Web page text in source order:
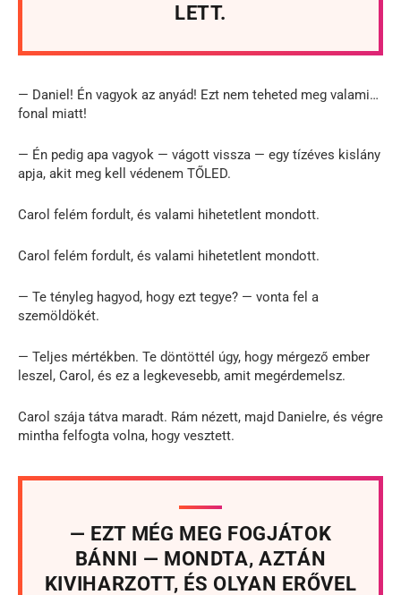
LETT.
— Daniel! Én vagyok az anyád! Ezt nem teheted meg valami…
fonal miatt!
— Én pedig apa vagyok — vágott vissza — egy tízéves kislány
apja, akit meg kell védenem TŐLED.
Carol felém fordult, és valami hihetetlent mondott.
Carol felém fordult, és valami hihetetlent mondott.
— Te tényleg hagyod, hogy ezt tegye? — vonta fel a
szemöldökét.
— Teljes mértékben. Te döntöttél úgy, hogy mérgező ember
leszel, Carol, és ez a legkevesebb, amit megérdemelsz.
Carol szája tátva maradt. Rám nézett, majd Danielre, és végre
mintha felfogta volna, hogy vesztett.
— EZT MÉG MEG FOGJÁTOK
BÁNNI — MONDTA, AZTÁN
KIVIHARZOTT, ÉS OLYAN ERŐVEL